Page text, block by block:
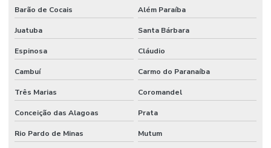
Mangueira Vapor Saturado
Manômetro De Pressão
Manômetro De Pressão Com Caixa Em Inox
Manutenção De Equipamentos Hidráulicos
Motor Hidráulico
Óleo De Motor
Óleo Direção
Barão de Cocais Além Paraíba
Juatuba Santa Bárbara
Espinosa Cláudio
Cambuí Carmo do Paranaíba
Três Marias Coromandel
Conceição das Alagoas Prata
Rio Pardo de Minas Mutum